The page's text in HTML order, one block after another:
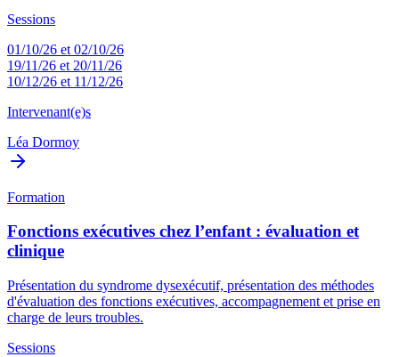
Sessions
01/10/26 et 02/10/26
19/11/26 et 20/11/26
10/12/26 et 11/12/26
Intervenant(e)s
Léa Dormoy
Formation
Fonctions exécutives chez l’enfant : évaluation et
clinique
Présentation du syndrome dysexécutif, présentation des méthodes
d'évaluation des fonctions exécutives, accompagnement et prise en
charge de leurs troubles.
Sessions